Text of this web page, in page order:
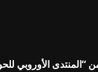
الأوروبي